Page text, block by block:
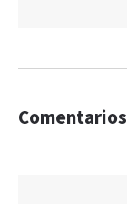
Comentarios